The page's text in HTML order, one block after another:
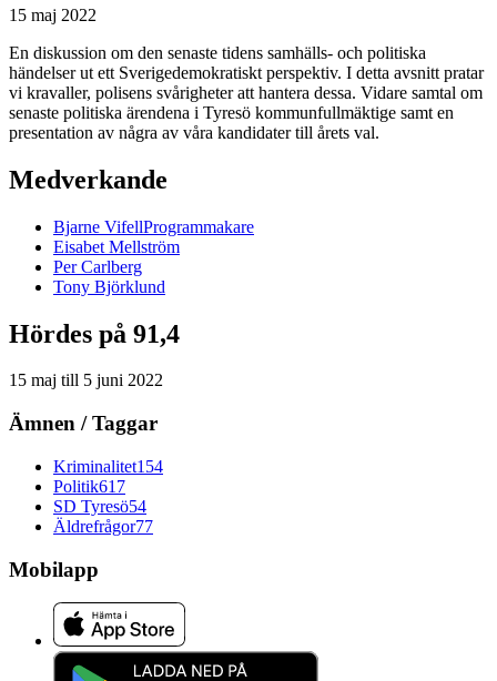
15 maj 2022
En diskussion om den senaste tidens samhälls- och politiska
händelser ut ett Sverigedemokratiskt perspektiv. I detta avsnitt pratar
vi kravaller, polisens svårigheter att hantera dessa. Vidare samtal om
senaste politiska ärendena i Tyresö kommunfullmäktige samt en
presentation av några av våra kandidater till årets val.
Medverkande
Bjarne VifellProgrammakare
Eisabet Mellström
Per Carlberg
Tony Björklund
Hördes på 91,4
15 maj till 5 juni 2022
Ämnen / Taggar
Kriminalitet154
Politik617
SD Tyresö54
Äldrefrågor77
Mobilapp